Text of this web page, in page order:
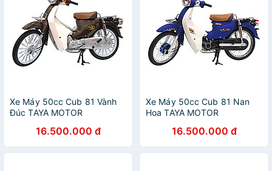
Xe Máy 50cc Cub 81 Vành
Đúc TAYA MOTOR
16.500.000 đ
Xe Máy 50cc Cub 81 Nan
Hoa TAYA MOTOR
16.500.000 đ